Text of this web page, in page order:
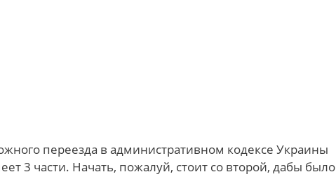
переезда в административном кодексе Украины
3 части. Начать, пожалуй, стоит со второй, дабы было